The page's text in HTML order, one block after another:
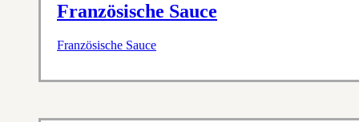
Französische Sauce
Französische Sauce